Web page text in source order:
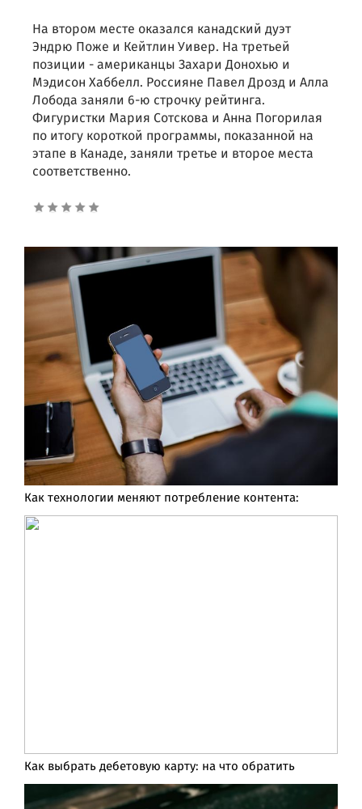
На втором месте оказался канадский дуэт
Эндрю Поже и Кейтлин Уивер. На третьей
позиции - американцы Захари Донохью и
Мэдисон Хаббелл. Россияне Павел Дрозд и Алла
Лобода заняли 6-ю строчку рейтинга.
Фигуристки Мария Сотскова и Анна Погорилая
по итогу короткой программы, показанной на
этапе в Канаде, заняли третье и второе места
соответственно.
Как технологии меняют потребление контента:
Как выбрать дебетовую карту: на что обратить